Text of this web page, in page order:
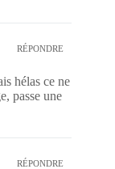
RÉPONDRE
hélas ce ne
passe une
RÉPONDRE